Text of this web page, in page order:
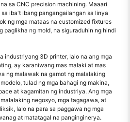
sa CNC precision machining. Maaari
iba't ibang pangangailangan sa linya
ng mga mataas na customized fixtures
paglikha ng mold, na siguraduhin ng hindi
industriyang 3D printer, lalo na ang mga
ay karaniwang mas malaki at mas
ng malawak na gamot ng malalaking
tulad ng mga bahagi ng makina,
at kagamitan ng industriya. Ang mga
negosyo, mga tagagawa, at
lalo na para sa paggawa ng mga
at matatagal na panginginerya.